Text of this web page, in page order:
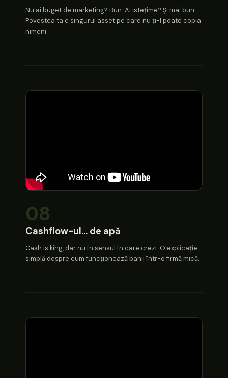
Nu ai buget de marketing? Bun. Ai istețime? Și mai bun.
Povestea ta e singurul asset pe care nu ți-l poate copia
nimeni.
08
Cashflow-ul… de apă
Cash is king, dar nu în sensul în care crezi. O explicație
simplă despre cum funcționează banii într-o firmă mică.